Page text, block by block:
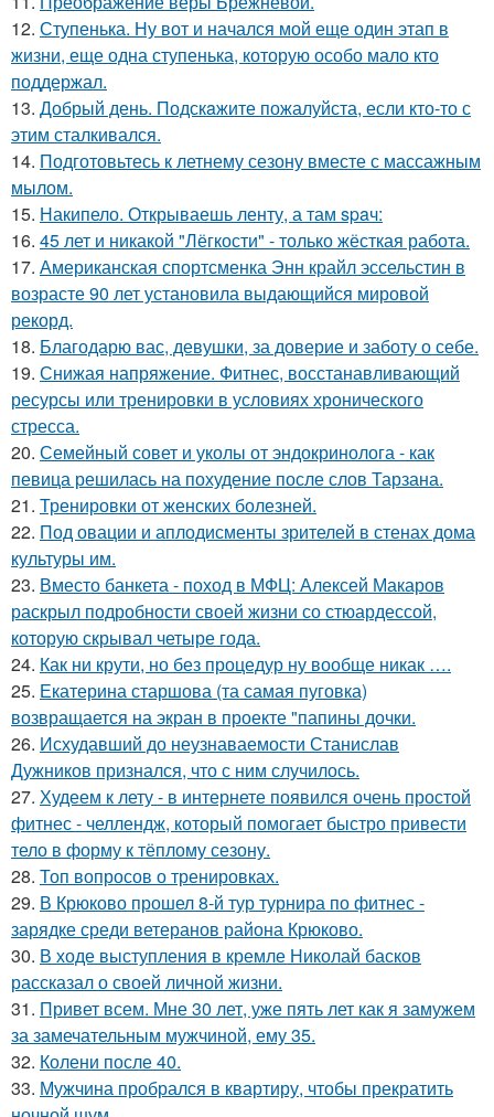
12. Ступенька. Ну вот и начался мой еще один этап в
жизни, еще одна ступенька, которую особо мало кто
поддержал.
13. Добрый день. Подскaжите пожалуйста, если кто-то с
этим сталкивался.
14. Подготовьтесь к летнему сезону вместе с массажным
мылом.
15. Накипело. Открываешь ленту, а там spaч:
16. 45 лет и никакой "Лёгкости" - только жёсткая работа.
17. Американская спортсменка Энн крайл эссельстин в
возрасте 90 лет установила выдающийся мировой
рекорд.
18. Благодарю вас, девушки, за доверие и заботу о себе.
19. Снижая напряжение. Фитнес, восстанавливающий
ресурсы или тренировки в условиях хронического
стресса.
20. Семейный совет и уколы от эндокринолога - как
певица решилась на похудение после слов Тарзана.
21. Тренировки от женских болезней.
22. Под овации и аплодисменты зрителей в стенах дома
культуры им.
23. Вместо банкета - поход в МФЦ: Алексей Макаров
раскрыл подробности своей жизни со стюардессой,
которую скрывал четыре года.
24. Как ни крути, но без процедур ну вообще никак ….
25. Екатерина старшова (та самая пуговка)
возвращается на экран в проекте "папины дочки.
26. Исхудавший до неузнаваемости Станислав
Дужников признался, что с ним случилось.
27. Худеем к лету - в интернете появился очень простой
фитнес - челлендж, который помогает быстро привести
тело в форму к тёплому сезону.
28. Топ вопросов о тренировках.
29. В Крюково прошел 8-й тур турнира по фитнес -
зарядке среди ветеранов района Крюково.
30. В ходе выступления в кремле Николай басков
рассказал о своей личной жизни.
31. Привет всем. Мне 30 лет, уже пять лет как я замужем
за замечательным мужчиной, ему 35.
32. Колени после 40.
33. Мужчина пробрался в квартиру, чтобы прекратить